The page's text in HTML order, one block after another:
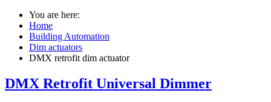
You are here:
Home
Building Automation
Dim actuators
DMX retrofit dim actuator
DMX Retrofit Universal Dimmer